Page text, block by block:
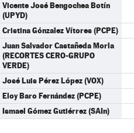
Vicente José Bengochea Botín
(UPYD)
Cristina Gónzalez Vítores (PCPE)
Juan Salvador Castañeda Morla
(RECORTES CERO-GRUPO
VERDE)
José Luis Pérez López (VOX)
Eloy Baro Fernández (PCPE)
Ismael Gómez Gutiérrez (SAIn)